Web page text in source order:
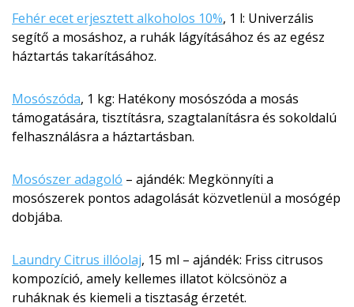
Fehér ecet erjesztett alkoholos 10%, 1 l: Univerzális
segítő a mosáshoz, a ruhák lágyításához és az egész
háztartás takarításához.
Mosószóda, 1 kg: Hatékony mosószóda a mosás
támogatására, tisztításra, szagtalanításra és sokoldalú
felhasználásra a háztartásban.
Mosószer adagoló – ajándék: Megkönnyíti a
mosószerek pontos adagolását közvetlenül a mosógép
dobjába.
Laundry Citrus illóolaj, 15 ml – ajándék: Friss citrusos
kompozíció, amely kellemes illatot kölcsönöz a
ruháknak és kiemeli a tisztaság érzetét.